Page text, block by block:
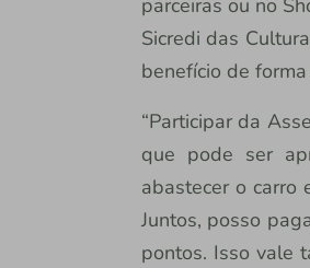
parceiras ou no
Sicredi das
benefício de
“Participar da
que pode ser
abastecer o carro
Juntos, posso
pontos. Isso vale